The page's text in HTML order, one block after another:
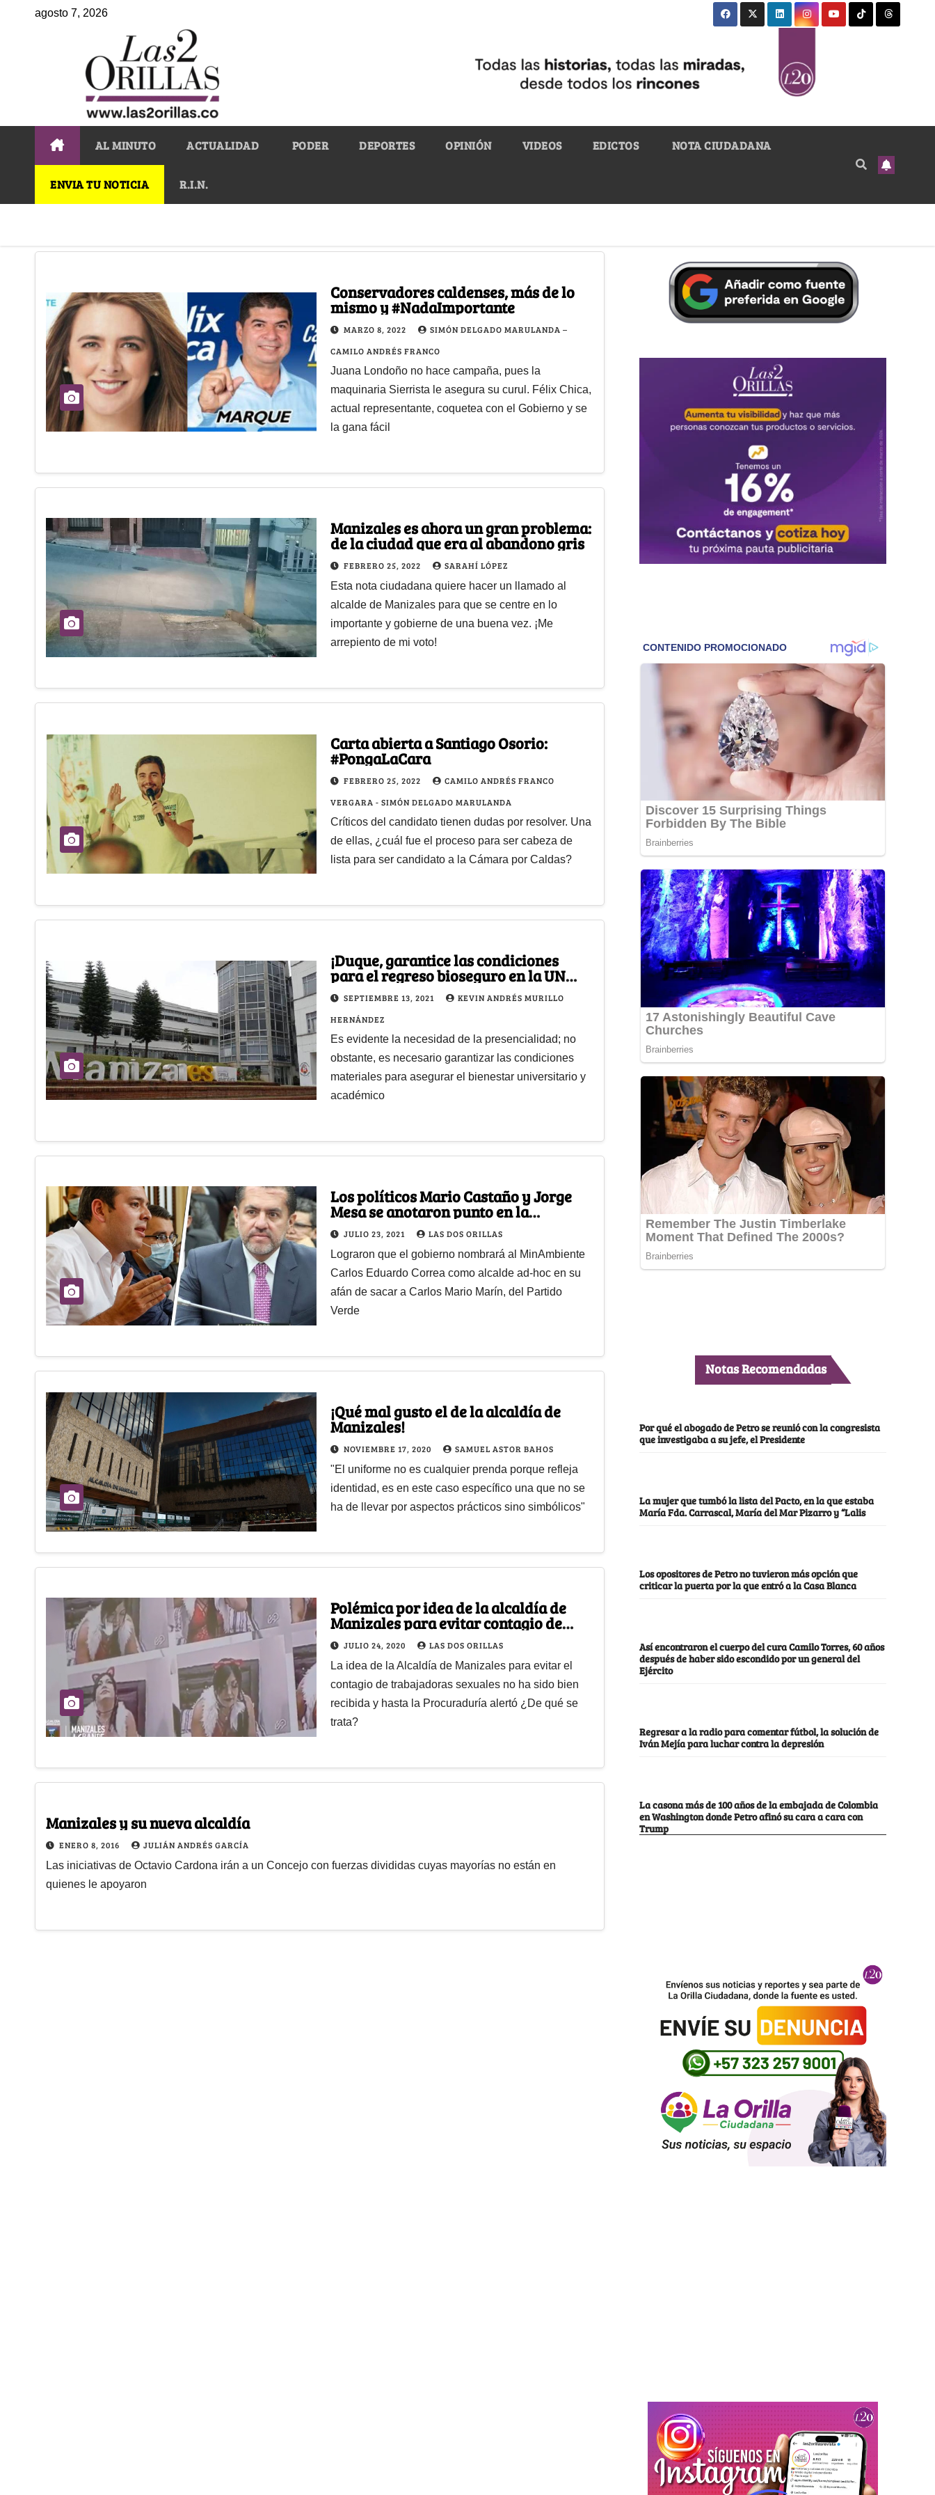
agosto 7, 2026
AL MINUTO ACTUALIDAD PODER DEPORTES OPINIÓN VIDEOS EDICTOS NOTA CIUDADANA
ENVIA TU NOTICIA R.I.N.
Conservadores caldenses, más de lo
mismo y #NadaImportante
MARZO 8, 2022
SIMÓN DELGADO MARULANDA –
CAMILO ANDRÉS FRANCO
Juana Londoño no hace campaña, pues la
maquinaria Sierrista le asegura su curul. Félix Chica,
actual representante, coquetea con el Gobierno y se
la gana fácil
Manizales es ahora un gran problema:
de la ciudad que era al abandono gris
FEBRERO 25, 2022 SARAHÍ LÓPEZ
Esta nota ciudadana quiere hacer un llamado al
alcalde de Manizales para que se centre en lo
importante y gobierne de una buena vez. ¡Me
arrepiento de mi voto!
Carta abierta a Santiago Osorio:
#PongaLaCara
FEBRERO 25, 2022
CAMILO ANDRÉS FRANCO
VERGARA - SIMÓN DELGADO MARULANDA
Críticos del candidato tienen dudas por resolver. Una
de ellas, ¿cuál fue el proceso para ser cabeza de
lista para ser candidato a la Cámara por Caldas?
¡Duque, garantice las condiciones
para el regreso bioseguro en la UN
Sede Manizales!
SEPTIEMBRE 13, 2021
KEVIN ANDRÉS MURILLO
HERNÁNDEZ
Es evidente la necesidad de la presencialidad; no
obstante, es necesario garantizar las condiciones
materiales para asegurar el bienestar universitario y
académico
Los políticos Mario Castaño y Jorge
Mesa se anotaron punto en la
revocatoria del alcalde de Manizales
JULIO 23, 2021 LAS DOS ORILLAS
Lograron que el gobierno nombrará al MinAmbiente
Carlos Eduardo Correa como alcalde ad-hoc en su
afán de sacar a Carlos Mario Marín, del Partido
Verde
¡Qué mal gusto el de la alcaldía de
Manizales!
NOVIEMBRE 17, 2020 SAMUEL ASTOR BAHOS
"El uniforme no es cualquier prenda porque refleja
identidad, es en este caso específico una que no se
ha de llevar por aspectos prácticos sino simbólicos"
Polémica por idea de la alcaldía de
Manizales para evitar contagio de
trabajadoras sexuales
JULIO 24, 2020 LAS DOS ORILLAS
La idea de la Alcaldía de Manizales para evitar el
contagio de trabajadoras sexuales no ha sido bien
recibida y hasta la Procuraduría alertó ¿De qué se
trata?
Manizales y su nueva alcaldía
ENERO 8, 2016 JULIÁN ANDRÉS GARCÍA
Las iniciativas de Octavio Cardona irán a un Concejo con fuerzas divididas cuyas mayorías no están en
quienes le apoyaron
Notas Recomendadas
Por qué el abogado de Petro se reunió con la congresista
que investigaba a su jefe, el Presidente
La mujer que tumbó la lista del Pacto, en la que estaba
María Fda. Carrascal, María del Mar Pizarro y “Lalis
Los opositores de Petro no tuvieron más opción que
criticar la puerta por la que entró a la Casa Blanca
Así encontraron el cuerpo del cura Camilo Torres, 60 años
después de haber sido escondido por un general del
Ejército
Regresar a la radio para comentar fútbol, la solución de
Iván Mejía para luchar contra la depresión
La casona más de 100 años de la embajada de Colombia
en Washington donde Petro afinó su cara a cara con
Trump